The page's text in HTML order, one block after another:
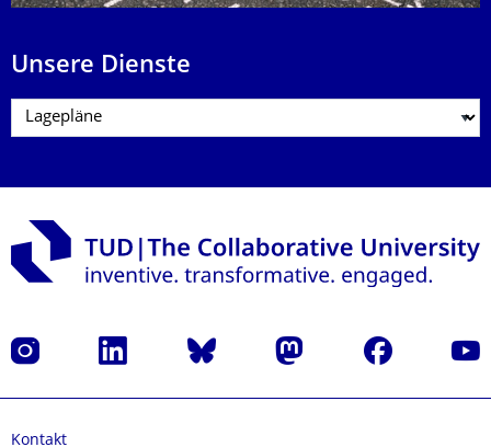
Unsere Dienste
Instagram LinkedIn Bluesky Mastodon Facebook
Kontakt